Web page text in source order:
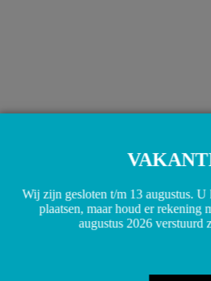
W217 W222 W246 W253 W292
Wij zijn gesloten t/m 13 augustus.
plaatsen, maar houd er rekening
augustus 2026 verstuurd